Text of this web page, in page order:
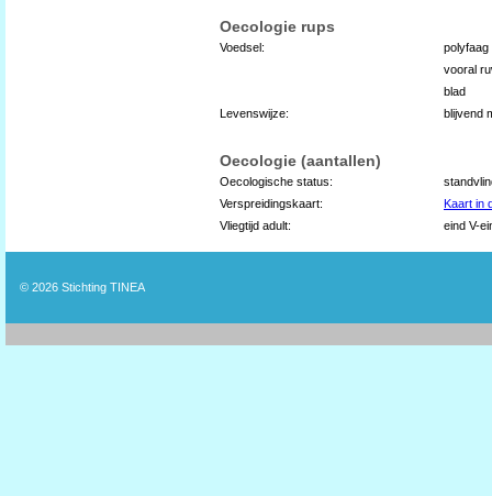
Oecologie rups
Voedsel:
polyfaag
vooral
blad
Levenswijze:
blijvend
Oecologie (aantallen)
Oecologische status:
Verspreidingskaart:
Kaart in
Vliegtijd adult:
eind V-
© 2026 Stichting TINEA